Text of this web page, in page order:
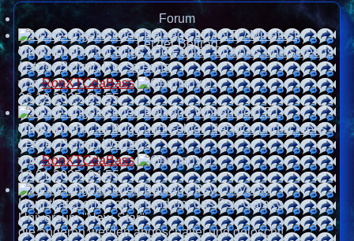
Aktive
Suche
Forum
Letzter Beitrag
LUANTI / Minetest
Unterforen:
mt Bugs und Fehler, mt pics und screens
Letzter Beitrag Re: screens
vonRonXTCdaBass
Neuester
Beitrag
26.12.2025, 05:55
Wolfenstein ET
Unterforen:
et Bugs und Fehler, et pics und screens
Letzter Beitrag Warum?
vonRonXTCdaBass
Neuester
Beitrag
12.01.2025, 04:55
Psy-Universe
Hauptkategorie - alles rund um das Psy-Galaxy
Universum "New-Star"
die anderen werden abgeschaltet und gelöscht!